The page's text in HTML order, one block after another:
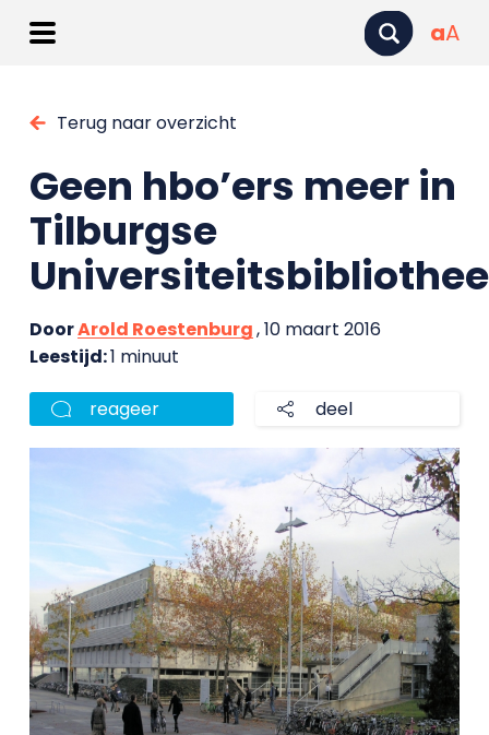
aA
Terug naar overzicht
Geen hbo’ers meer in
Tilburgse
DoorArold Roestenburg, 10 maart 2016
Leestijd:1 minuut
reageer deel